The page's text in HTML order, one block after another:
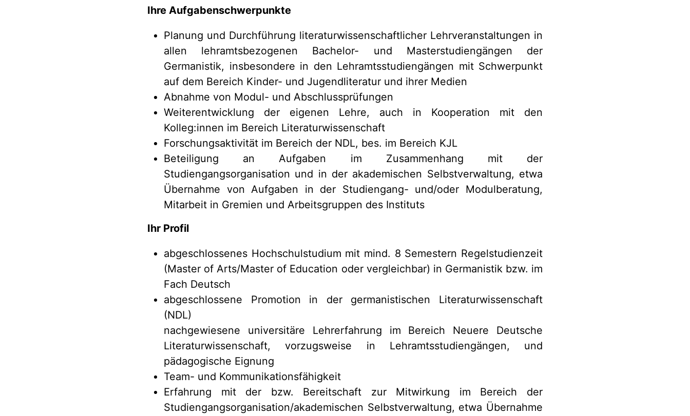
Ihre Aufgabenschwerpunkte
Planung und Durchführung literaturwissenschaftlicher Lehrveranstaltungen in
allen lehramtsbezogenen Bachelor- und Masterstudiengängen der
Germanistik, insbesondere in den Lehramtsstudiengängen mit Schwerpunkt
auf dem Bereich Kinder- und Jugendliteratur und ihrer Medien
Abnahme von Modul- und Abschlussprüfungen
Weiterentwicklung der eigenen Lehre, auch in Kooperation mit den
Kolleg:innen im Bereich Literaturwissenschaft
Forschungsaktivität im Bereich der NDL, bes. im Bereich KJL
Beteiligung an Aufgaben im Zusammenhang mit der
Studiengangsorganisation und in der akademischen Selbstverwaltung, etwa
Übernahme von Aufgaben in der Studiengang- und/oder Modulberatung,
Mitarbeit in Gremien und Arbeitsgruppen des Instituts
Ihr Profil
abgeschlossenes Hochschulstudium mit mind. 8 Semestern Regelstudienzeit
(Master of Arts/Master of Education oder vergleichbar) in Germanistik bzw. im
Fach Deutsch
abgeschlossene Promotion in der germanistischen Literaturwissenschaft
(NDL)
nachgewiesene universitäre Lehrerfahrung im Bereich Neuere Deutsche
Literaturwissenschaft, vorzugsweise in Lehramtsstudiengängen, und
pädagogische Eignung
Team- und Kommunikationsfähigkeit
Erfahrung mit der bzw. Bereitschaft zur Mitwirkung im Bereich der
Studiengangsorganisation/akademischen Selbstverwaltung, etwa Übernahme